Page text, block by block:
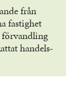
från
fastighet
förvandling
handels-